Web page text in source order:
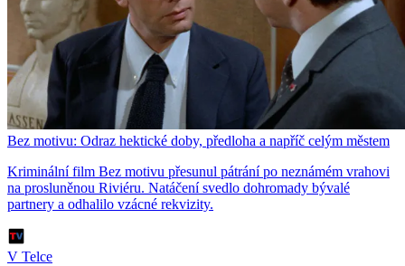
Bez motivu: Odraz hektické doby, předloha a napříč celým městem
Kriminální film Bez motivu přesunul pátrání po neznámém vrahovi
na prosluněnou Riviéru. Natáčení svedlo dohromady bývalé
partnery a odhalilo vzácné rekvizity.
V Telce